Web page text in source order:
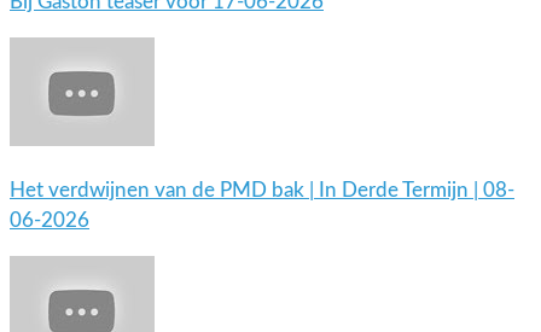
Het verdwijnen van de PMD bak | In Derde Termijn | 08-
06-2026